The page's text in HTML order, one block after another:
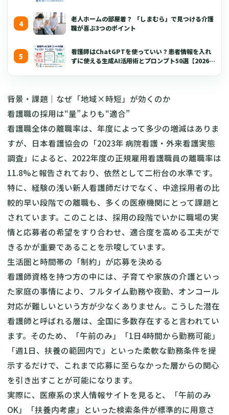
老人ホームの部屋着？ 「しまむら」で見つける介護
職が喜ぶ3つのポイント
看護師はChatGPTを使っていい？患者情報を入れ
ずに使える生成AI活用術とプロンプト50選【2026年
背景・課題｜なぜ「地域×時短」が効くのか
看護職の採用は“量”よりも“適合”
看護職全体の離職率は、年度によって多少の増減はありま
すが、日本看護協会の「2023年 病院看護・外来看護実態
調査」によると、2022年度の正規雇用看護職員の離職率は
11.8%と報告されており、依然として二桁台の水準です。
特に、経験の浅い新人看護師だけでなく、中途採用者の比
較的早い段階での離職も、多くの医療機関にとって課題と
されています。このことは、採用の段階でいかに職場の実
情と応募者の希望をすり合わせ、適合度を高める工夫がで
きるかが重要であることを示唆しています。
生活圏と時間帯の「制約」が応募を決める
看護師資格を持つ方の中には、子育てや家族の介護といっ
た家庭の事情により、フルタイム勤務や夜勤、オンコール
対応が難しいという方が少なくありません。こうした潜在
看護師と呼ばれる層は、全国に多数存在すると言われてい
ます。そのため、「午前のみ」「1日4時間から勤務可能」
「週1日、扶養の範囲内で」といった柔軟な勤務条件を提
示するだけで、これまで応募に至らなかった層からの関心
を引き出すことが可能になります。
実際に、医療系の求人情報サイトを見ると、「午前のみ
OK」「扶養内考慮」といった検索条件が標準的に用意さ